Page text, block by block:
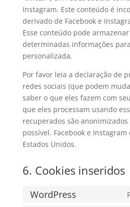
Instagram. Este conteúdo é
derivado de Facebook e
Esse conteúdo pode
determinadas informações
personalizada.
Por favor leia a declaração de
redes sociais (que podem
saber o que eles fazem com
que eles processam usando
recuperados são
possível. Facebook e
Estados Unidos.
6. Cookies inseridos
WordPress